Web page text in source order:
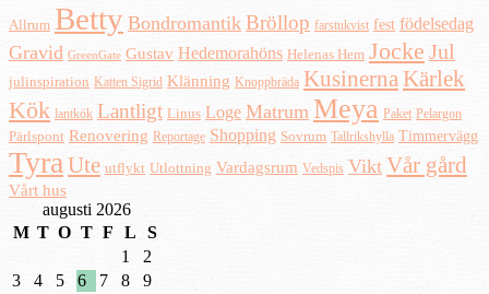
Allrum Betty Bondromantik Bröllop farstukvist fest födelsedag
Gravid GreenGate Gustav Hedemorahöns Helenas Hem Jocke Jul
julinspiration Katten Sigrid Klänning Knoppbräda KusinernaKärlek
Kök lantkök Lantligt Linus Loge Matrum Meya Paket Pelargon
Pärlspont Renovering Reportage Shopping Sovrum Tallrikshylla Timmervägg
TyraUte utflykt Utlottning Vardagsrum Vedspis Vikt Vår gård
Vårt hus
augusti 2026
M T O T F L
S
1
2
3
4 5 6 7 8 9